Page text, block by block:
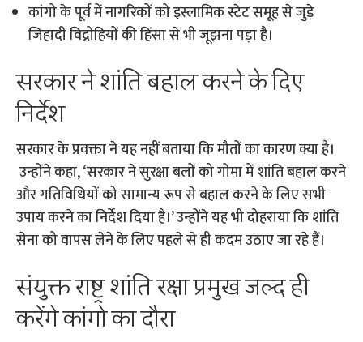
कांगो के पूर्व में नागरिकों को इस्लामिक स्टेट समूह से जुड़े
जिहादी विद्रोहियों की हिंसा से भी जूझना पड़ा है।
सरकार ने शांति बहाल करने के दिए
निर्देश
सरकार के प्रवक्ता ने यह नहीं बताया कि मौतों का कारण क्या है।
उन्होंने कहा, ‘सरकार ने सुरक्षा बलों को गोमा में शांति बहाल करने
और गतिविधियों को सामान्य रूप से बहाल करने के लिए सभी
उपाय करने का निर्देश दिया है।’ उन्होंने यह भी दोहराया कि शांति
सेना को वापस लेने के लिए पहले से ही कदम उठाए जा रहे हैं।
संयुक्त राष्ट्र शांति रक्षा प्रमुख जल्द ही
करेंगे कांगो का दौरा